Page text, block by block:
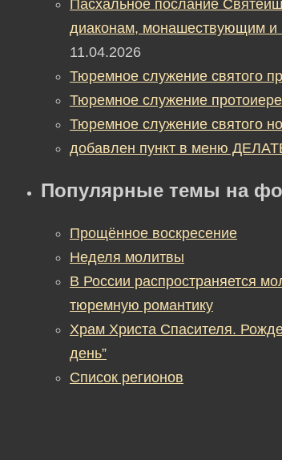
Пасхальное послание
диаконам, монашествующим и
11.04.2026
Тюремное служение святого
Тюремное служение
Тюремное служение святого
добавлен пункт в меню
Популярные темы на
Прощённое воскресение
Неделя молитвы
В России распространяется
тюремную романтику
Храм Христа Спасителя.
день”
Список регионов